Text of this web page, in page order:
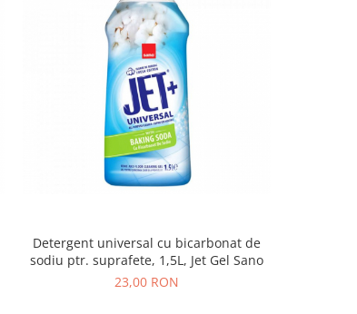
Detergent universal cu bicarbonat de
sodiu ptr. suprafete, 1,5L, Jet Gel Sano
23,00 RON